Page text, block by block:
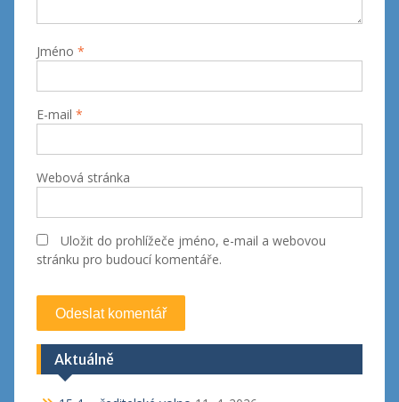
Jméno *
E-mail *
Webová stránka
Uložit do prohlížeče jméno, e-mail a webovou
stránku pro budoucí komentáře.
Aktuálně